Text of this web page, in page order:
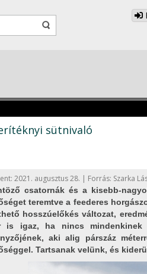
sütnivaló
2021. augusztus 28. | Forrás: Szarka
csatornák és a kisebb-
teremtve a feederes
hosszúelőkés változat,
is igaz, ha nincs mindenkinek
aki alig párszáz
Tartsanak velünk, és